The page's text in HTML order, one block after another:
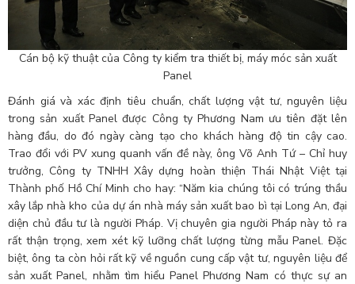
Cán bộ kỹ thuật của Công ty kiểm tra thiết bị, máy móc sản xuất
Panel
Đánh giá và xác định tiêu chuẩn, chất lượng vật tư, nguyên liệu
trong sản xuất Panel được Công ty Phương Nam ưu tiên đặt lên
hàng đầu, do đó ngày càng tạo cho khách hàng độ tin cậy cao.
Trao đổi với PV xung quanh vấn đề này, ông Võ Anh Tứ – Chỉ huy
trưởng, Công ty TNHH Xây dựng hoàn thiện Thái Nhật Việt tại
Thành phố Hồ Chí Minh cho hay: “Năm kia chúng tôi có trúng thầu
xây lắp nhà kho của dự án nhà máy sản xuất bao bì tại Long An, đại
diện chủ đầu tư là người Pháp. Vị chuyên gia người Pháp này tỏ ra
rất thận trọng, xem xét kỹ lưỡng chất lượng từng mẫu Panel. Đặc
biệt, ông ta còn hỏi rất kỹ về nguồn cung cấp vật tư, nguyên liệu để
sản xuất Panel, nhằm tìm hiểu Panel Phương Nam có thực sự an